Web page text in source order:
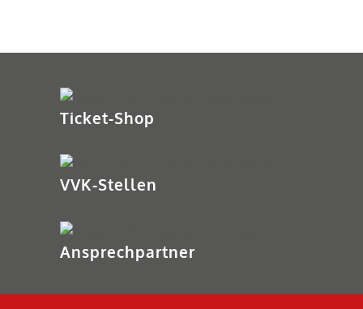
Ticket-Shop
VVK-Stellen
Ansprechpartner